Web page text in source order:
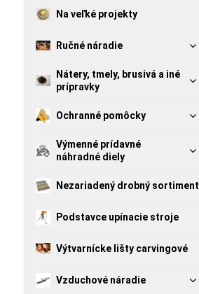
Na veľké projekty
Ručné náradie
Nátery, tmely, brusivá a iné
prípravky
Ochranné pomôcky
Výmenné prídavné
náhradné diely
Nezariadený drobný sortiment
Podstavce upínacie stroje
Výtvarnícke lišty carvingové
Vzduchové náradie